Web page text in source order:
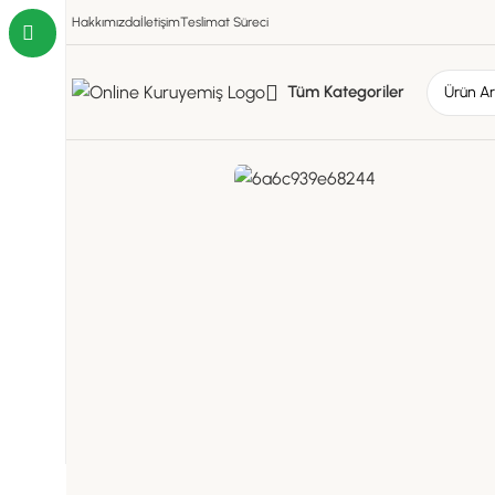
HakkımızdaİletişimTeslimat Süreci
Tüm Kategoriler